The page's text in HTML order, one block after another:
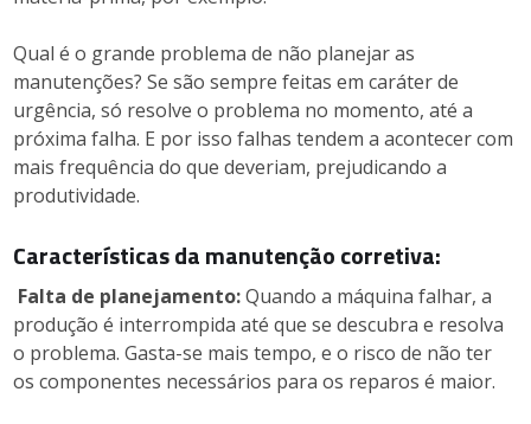
Qual é o grande problema de não planejar as
manutenções? Se são sempre feitas em caráter de
urgência, só resolve o problema no momento, até a
próxima falha. E por isso falhas tendem a acontecer com
mais frequência do que deveriam, prejudicando a
produtividade.
Características da manutenção corretiva:
Falta de planejamento:Quando a máquina falhar, a
produção é interrompida até que se descubra e resolva
o problema. Gasta-se mais tempo, e o risco de não ter
os componentes necessários para os reparos é maior.